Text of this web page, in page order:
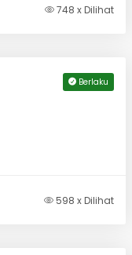
748 x Dilihat
Berlaku
598 x Dilihat